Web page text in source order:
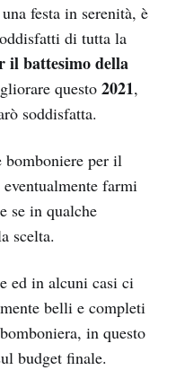
festa in serenità, è
di tutta la
il battesimo della
questo 2021,
soddisfatta.
per il
eventualmente farmi
se in qualche
scelta.
ed in alcuni casi ci
belli e completi
in questo
budget finale.